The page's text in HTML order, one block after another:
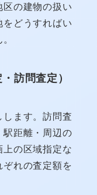
の建物の扱い
どうすればい
訪問査定）
ます。訪問査
距離・周辺の
の区域指定な
れの査定額を